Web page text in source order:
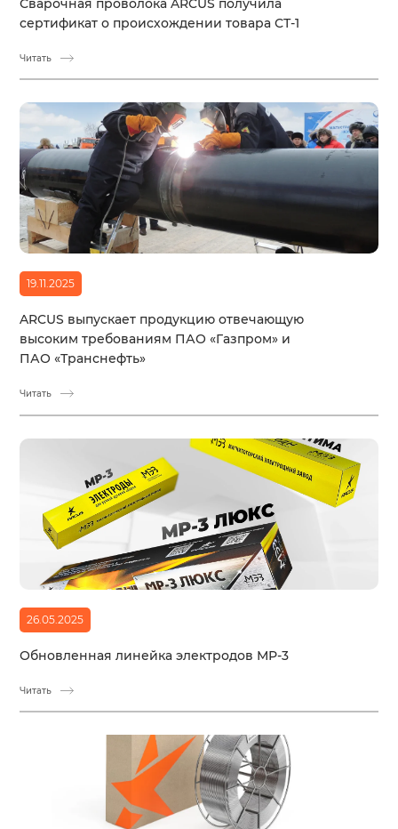
сертификат о происхождении товара СТ-1
Читать
19.11.2025
ARCUS выпускает продукцию отвечающую
высоким требованиям ПАО «Газпром» и
ПАО «Транснефть»
Читать
26.05.2025
Обновленная линейка электродов МР-3
Читать